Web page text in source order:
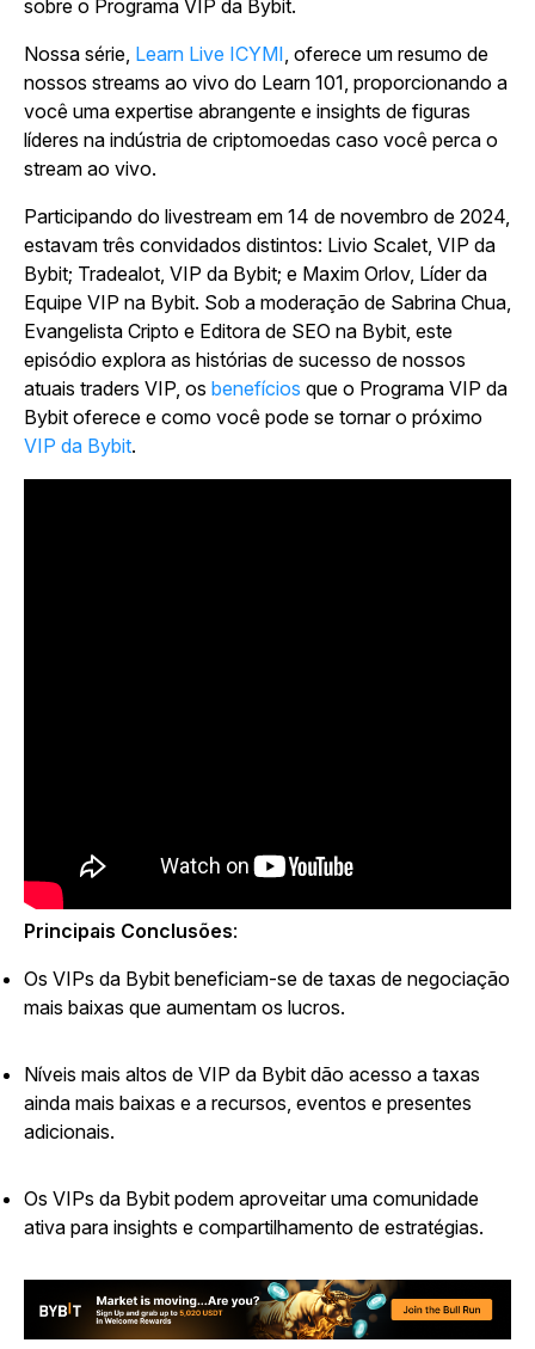
sobre o Programa VIP da Bybit.
Nossa série, Learn Live ICYMI, oferece um resumo de
nossos streams ao vivo do Learn 101, proporcionando a
você uma expertise abrangente e insights de figuras
líderes na indústria de criptomoedas caso você perca o
stream ao vivo.
Participando do livestream em 14 de novembro de 2024,
estavam três convidados distintos: Livio Scalet, VIP da
Bybit; Tradealot, VIP da Bybit; e Maxim Orlov, Líder da
Equipe VIP na Bybit. Sob a moderação de Sabrina Chua,
Evangelista Cripto e Editora de SEO na Bybit, este
episódio explora as histórias de sucesso de nossos
atuais traders VIP, os benefícios que o Programa VIP da
Bybit oferece e como você pode se tornar o próximo
VIP da Bybit.
Principais Conclusões:
Os VIPs da Bybit beneficiam-se de taxas de negociação
mais baixas que aumentam os lucros.
Níveis mais altos de VIP da Bybit dão acesso a taxas
ainda mais baixas e a recursos, eventos e presentes
adicionais.
Os VIPs da Bybit podem aproveitar uma comunidade
ativa para insights e compartilhamento de estratégias.